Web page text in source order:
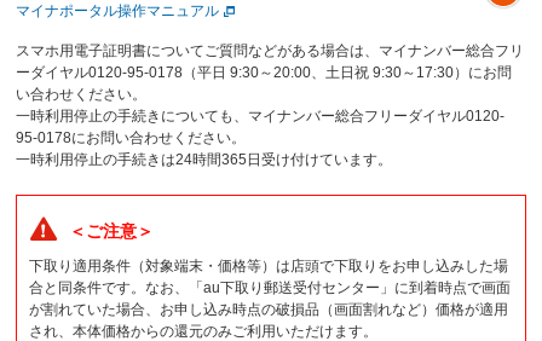
マイナポータル操作マニュアル
スマホ用電子証明書についてご質問などがある場合は、マイナンバー総合フリ
ーダイヤル0120-95-0178（平日 9:30～20:00、土日祝 9:30～17:30）にお問
い合わせください。
一時利用停止の手続きについても、マイナンバー総合フリーダイヤル0120-
95-0178にお問い合わせください。
一時利用停止の手続きは24時間365日受け付けています。
＜ご注意＞
下取り適用条件（対象端末・価格等）は店頭で下取りをお申し込みした場
合と同条件です。なお、「au下取り郵送受付センター」に到着時点で画面
が割れていた場合、お申し込み時点の破損品（画面割れなど）価格が適用
され、本体価格からの還元のみご利用いただけます。